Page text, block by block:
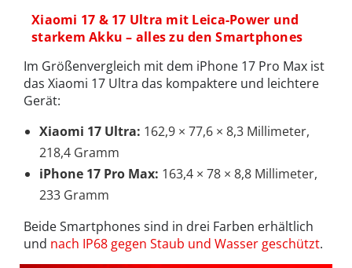
Xiaomi 17 & 17 Ultra mit Leica-Power und
starkem Akku – alles zu den Smartphones
Im Größenvergleich mit dem iPhone 17 Pro Max ist
das Xiaomi 17 Ultra das kompaktere und leichtere
Gerät:
Xiaomi 17 Ultra: 162,9 × 77,6 × 8,3 Millimeter,
218,4 Gramm
iPhone 17 Pro Max: 163,4 × 78 × 8,8 Millimeter,
233 Gramm
Beide Smartphones sind in drei Farben erhältlich
und nach IP68 gegen Staub und Wasser geschützt.